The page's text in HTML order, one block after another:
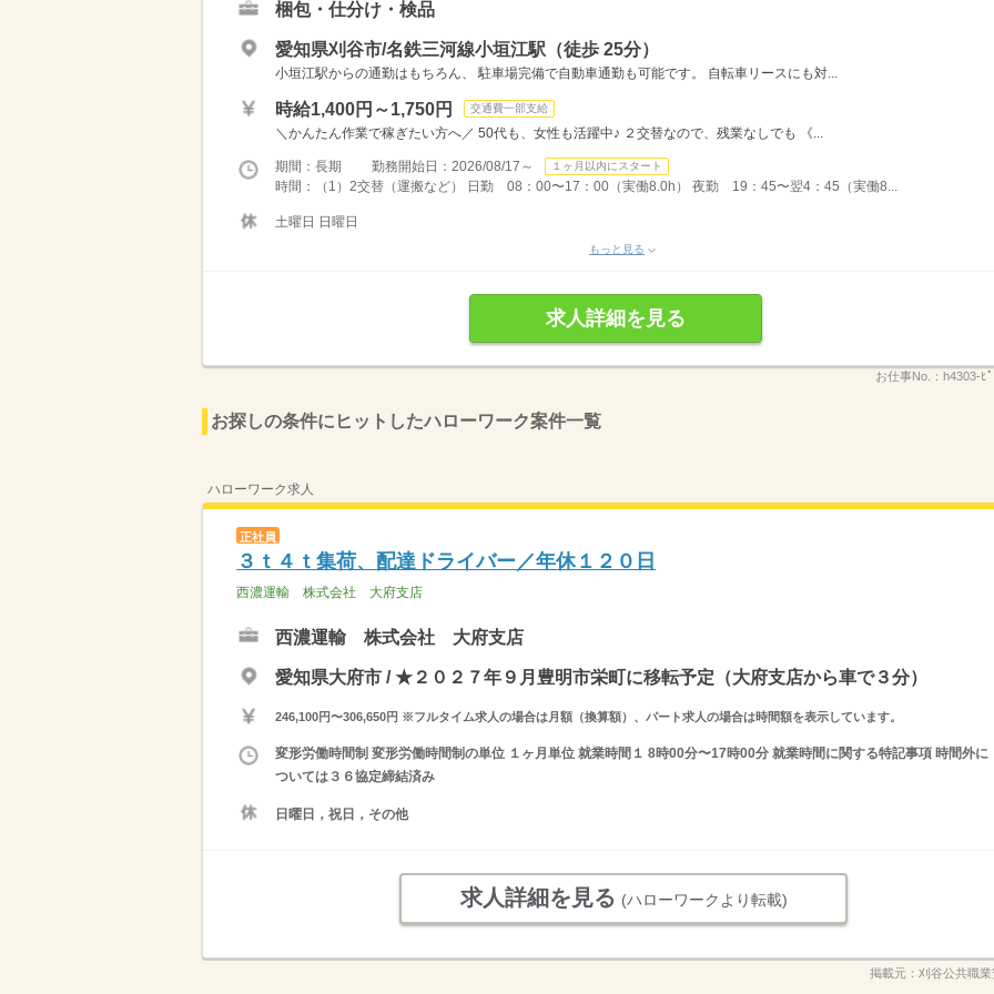
梱包・仕分け・検品
愛知県刈谷市/名鉄三河線小垣江駅（徒歩 25分）
小垣江駅からの通勤はもちろん、 駐車場完備で自動車通勤も可能です。 自転車リースにも対...
時給1,400円～1,750円 交通費一部支給
＼かんたん作業で稼ぎたい方へ／ 50代も、女性も活躍中♪ ２交替なので、残業なしでも 《...
期間：長期 勤務開始日：2026/08/17～ １ヶ月以内にスタート
時間：（1）2交替（運搬など） 日勤 08：00〜17：00（実働8.0h） 夜勤 19：45〜翌4：45（実働8...
土曜日 日曜日
もっと見る
求人詳細を見る
お仕事No.： h4303-ﾋ
お探しの条件にヒットしたハローワーク案件一覧
ハローワーク求人
正社員
３ｔ４ｔ集荷、配達ドライバー／年休１２０日
西濃運輸 株式会社 大府支店
西濃運輸 株式会社 大府支店
愛知県大府市 / ★２０２７年９月豊明市栄町に移転予定（大府支店から車で３分）
246,100円〜306,650円 ※フルタイム求人の場合は月額（換算額）、パート求人の場合は時間額を表示しています。
変形労働時間制 変形労働時間制の単位 １ヶ月単位 就業時間１ 8時00分〜17時00分 就業時間に関する特記事項 時間外に
ついては３６協定締結済み
日曜日，祝日，その他
求人詳細を見る (ハローワークより転載)
掲載元： 刈谷公共職